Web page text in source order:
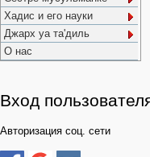
Хадис и его науки
Джарх уа та'диль
О нас
Вход
Авторизация соц. сети